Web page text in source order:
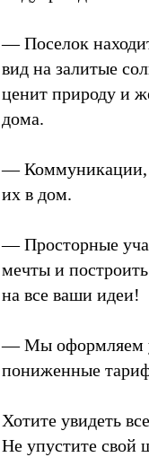
— Поселок
вид на залитые
ценит природу и
дома.
— Коммуникации,
их в дом.
— Просторные
мечты и
на все ваши идеи!
— Мы оформляем
пониженные
Хотите увидеть
Не упустите свой